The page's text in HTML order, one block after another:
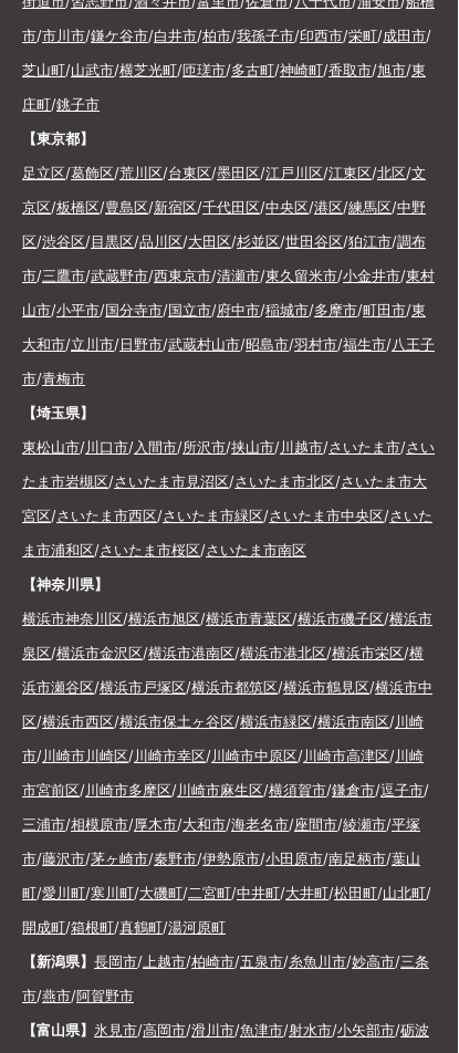
市/市川市/鎌ケ谷市/白井市/柏市/我孫子市/印西市/栄町/成田市/
芝山町/山武市/横芝光町/匝瑳市/多古町/神崎町/香取市/旭市/東
庄町/銚子市
【東京都】
足立区/葛飾区/荒川区/台東区/墨田区/江戸川区/江東区/北区/文
京区/板橋区/豊島区/新宿区/千代田区/中央区/港区/練馬区/中野
区/渋谷区/目黒区/品川区/大田区/杉並区/世田谷区/狛江市/調布
市/三鷹市/武蔵野市/西東京市/清瀬市/東久留米市/小金井市/東村
山市/小平市/国分寺市/国立市/府中市/稲城市/多摩市/町田市/東
大和市/立川市/日野市/武蔵村山市/昭島市/羽村市/福生市/八王子
市/青梅市
【埼玉県】
東松山市/川口市/入間市/所沢市/挟山市/川越市/さいたま市/さい
たま市岩槻区/さいたま市見沼区/さいたま市北区/さいたま市大
宮区/さいたま市西区/さいたま市緑区/さいたま市中央区/さいた
ま市浦和区/さいたま市桜区/さいたま市南区
【神奈川県】
横浜市神奈川区/横浜市旭区/横浜市青葉区/横浜市磯子区/横浜市
泉区/横浜市金沢区/横浜市港南区/横浜市港北区/横浜市栄区/横
浜市瀬谷区/横浜市戸塚区/横浜市都筑区/横浜市鶴見区/横浜市中
区/横浜市西区/横浜市保土ヶ谷区/横浜市緑区/横浜市南区/川崎
市/川崎市川崎区/川崎市幸区/川崎市中原区/川崎市高津区/川崎
市宮前区/川崎市多摩区/川崎市麻生区/横須賀市/鎌倉市/逗子市/
三浦市/相模原市/厚木市/大和市/海老名市/座間市/綾瀬市/平塚
市/藤沢市/茅ヶ崎市/秦野市/伊勢原市/小田原市/南足柄市/葉山
町/愛川町/寒川町/大磯町/二宮町/中井町/大井町/松田町/山北町/
開成町/箱根町/真鶴町/湯河原町
【新潟県】 長岡市/ 上越市/柏崎市/五泉市/糸魚川市/妙高市/三条
市/燕市/阿賀野市
【富山県】 氷見市/高岡市/滑川市/魚津市/射水市/小矢部市/砺波